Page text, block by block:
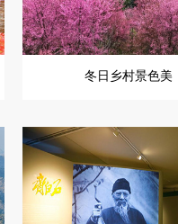
冬日乡村景色美